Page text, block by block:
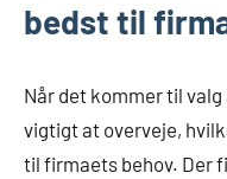
bedst til
Når det kommer til
vigtigt at overveje,
til firmaets behov. Der